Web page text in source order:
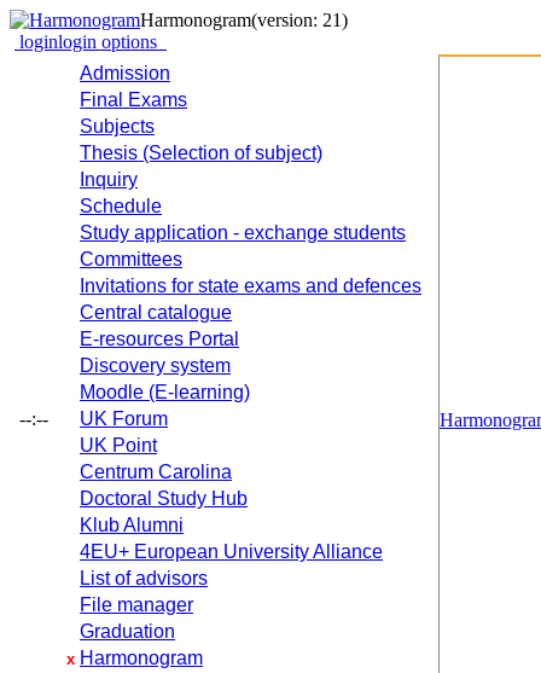
Harmonogram(version: 21)
loginlogin options
--:--
Admission
Final Exams
Subjects
Thesis (Selection of subject)
Inquiry
Schedule
Study application - exchange students
Committees
Invitations for state exams and defences
Central catalogue
E-resources Portal
Discovery system
Moodle (E-learning)
UK Forum
UK Point
Centrum Carolina
Doctoral Study Hub
Klub Alumni
4EU+ European University Alliance
List of advisors
File manager
Graduation
x Harmonogram